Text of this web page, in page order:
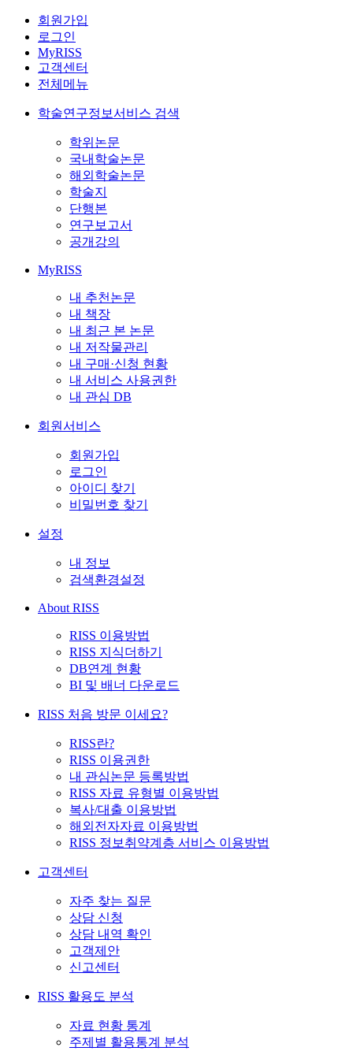
회원가입
로그인
MyRISS
고객센터
전체메뉴
학술연구정보서비스 검색
학위논문
국내학술논문
해외학술논문
학술지
단행본
연구보고서
공개강의
MyRISS
내 추천논문
내 책장
내 최근 본 논문
내 저작물관리
내 구매·신청 현황
내 서비스 사용권한
내 관심 DB
회원서비스
회원가입
로그인
아이디 찾기
비밀번호 찾기
설정
내 정보
검색환경설정
About RISS
RISS 이용방법
RISS 지식더하기
DB연계 현황
BI 및 배너 다운로드
RISS 처음 방문 이세요?
RISS란?
RISS 이용권한
내 관심논문 등록방법
RISS 자료 유형별 이용방법
복사/대출 이용방법
해외전자자료 이용방법
RISS 정보취약계층 서비스 이용방법
고객센터
자주 찾는 질문
상담 신청
상담 내역 확인
고객제안
신고센터
RISS 활용도 분석
자료 현황 통계
주제별 활용통계 분석